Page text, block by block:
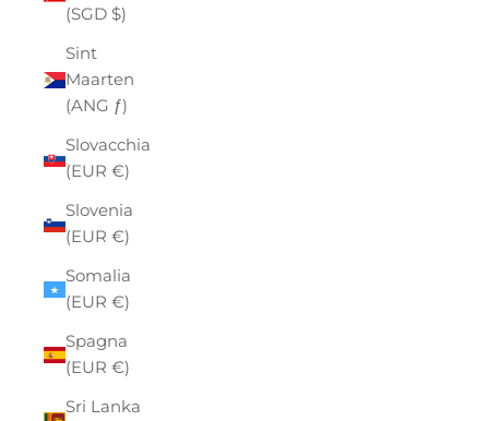
(SGD $)
Sint
Maarten
(ANG ƒ)
Slovacchia
(EUR €)
Slovenia
(EUR €)
Somalia
(EUR €)
Spagna
(EUR €)
Sri Lanka